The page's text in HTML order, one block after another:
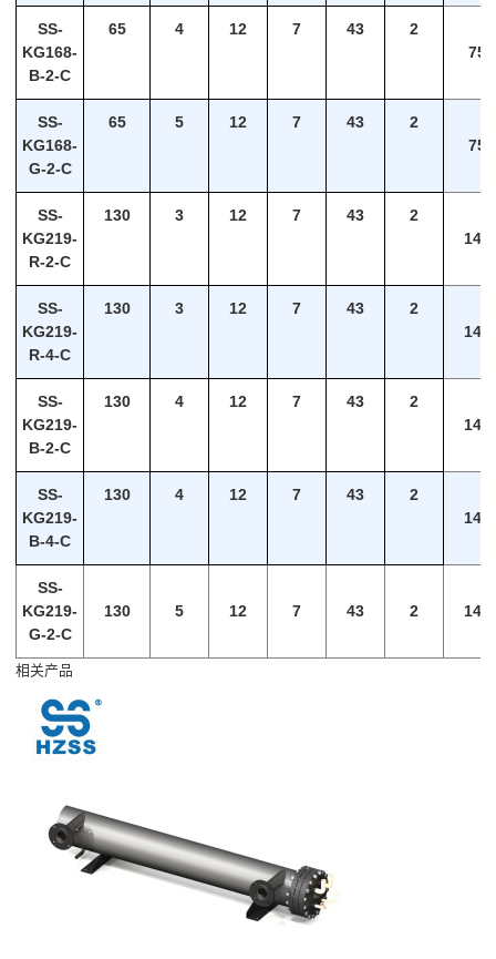
SS-
KG168-
B-2-C
65 4 12 7 43
2
75
SS-
KG168-
G-2-C
65 5 12 7 43
2
75
SS-
KG219-
R-2-C
130 3 12 7 43
2
140
SS-
KG219-
R-4-C
130 3 12 7 43
2
140
SS-
KG219-
B-2-C
130 4 12 7 43
2
140
SS-
KG219-
B-4-C
130 4 12 7 43
2
140
SS-
KG219-
G-2-C
130 5 12 7 43 2 140
相关产品